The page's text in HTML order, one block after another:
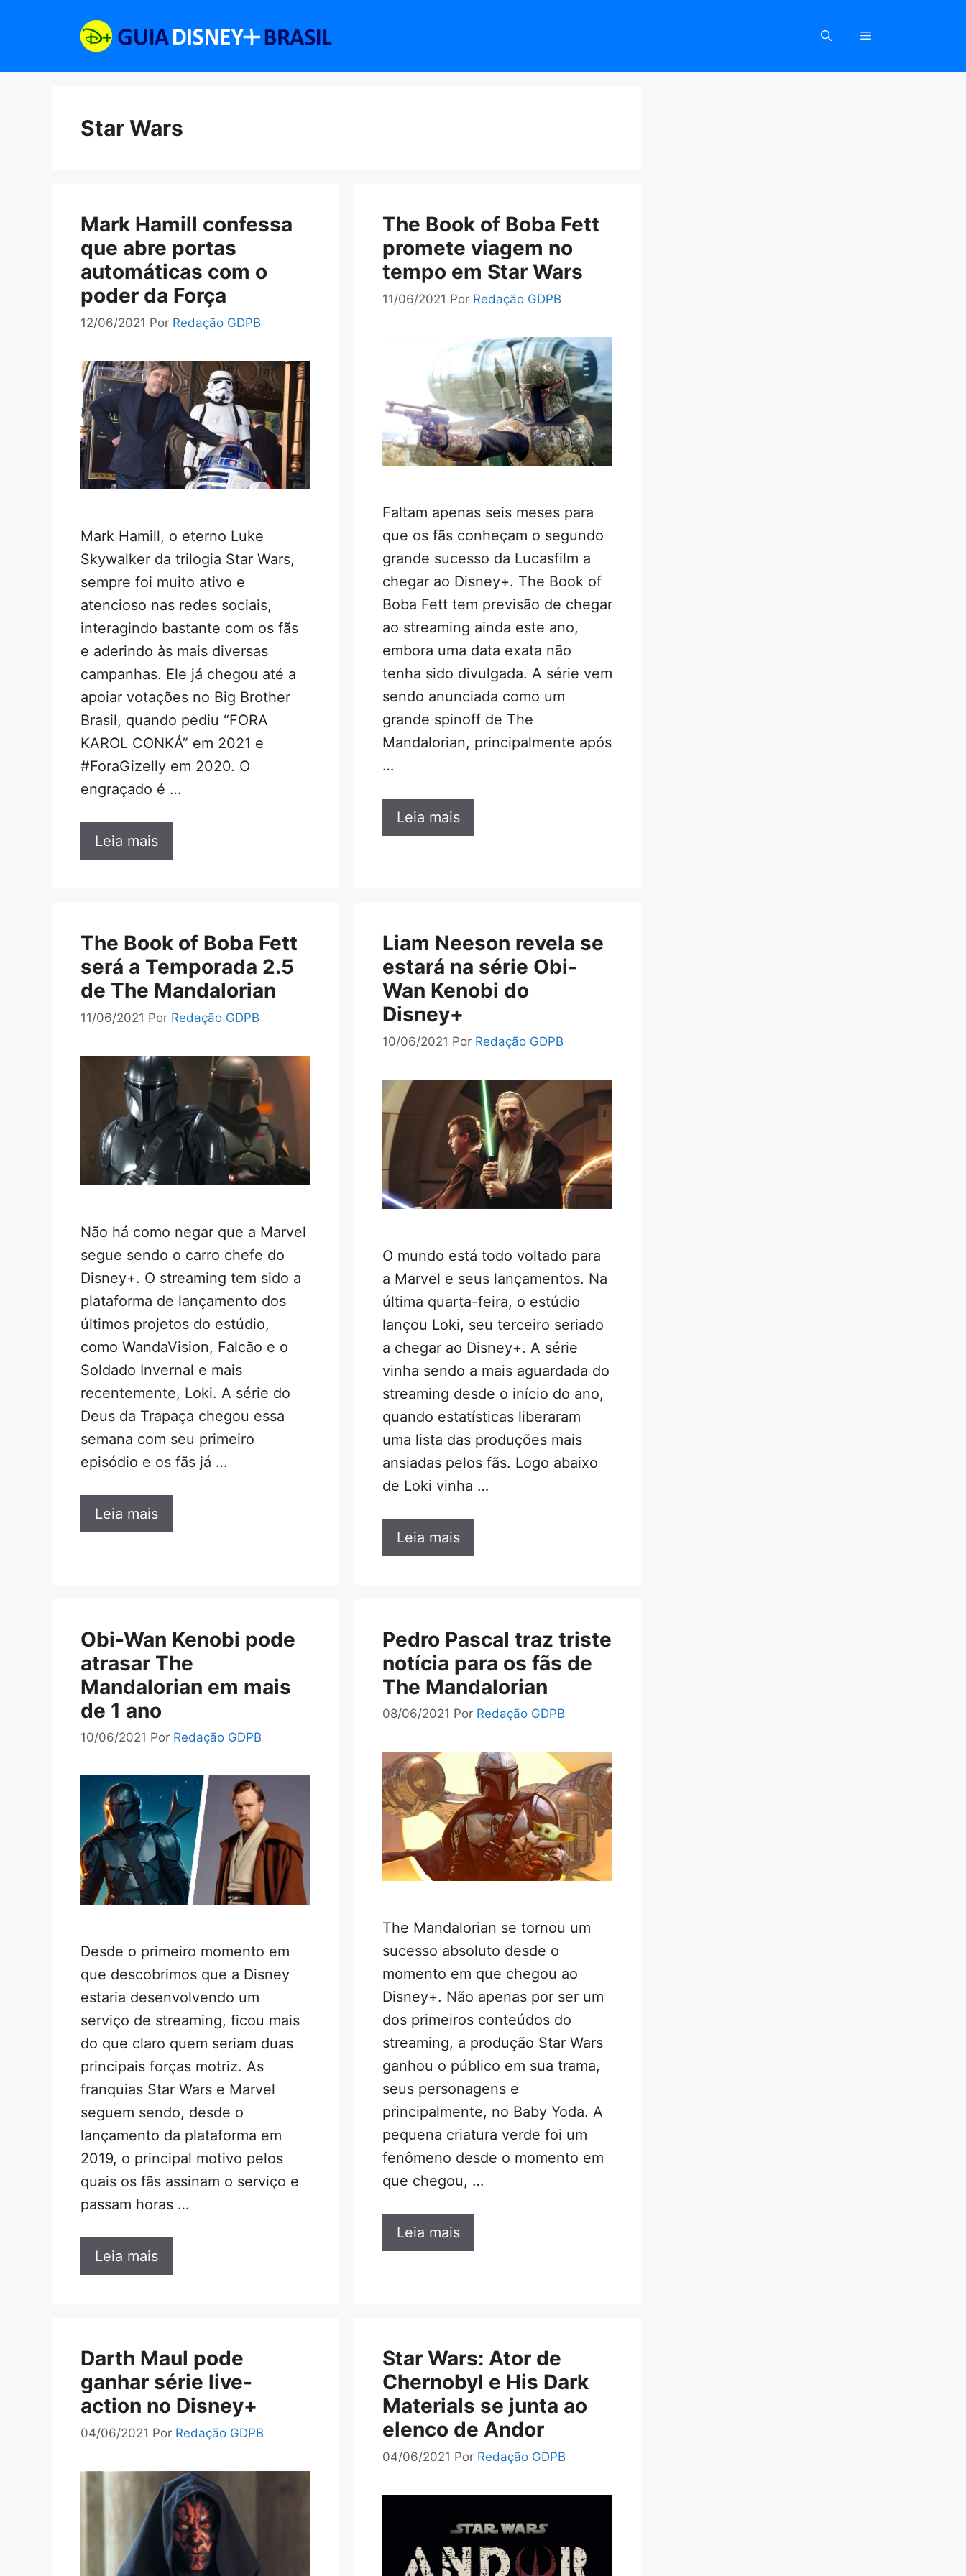
Star Wars
Mark Hamill confessa
que abre portas
automáticas com o
poder da Força
12/06/2021 Por Redação GDPB
Mark Hamill, o eterno Luke
Skywalker da trilogia Star Wars,
sempre foi muito ativo e
atencioso nas redes sociais,
interagindo bastante com os fãs
e aderindo às mais diversas
campanhas. Ele já chegou até a
apoiar votações no Big Brother
Brasil, quando pediu “FORA
KAROL CONKÁ” em 2021 e
#ForaGizelly em 2020. O
engraçado é …
Leia mais
The Book of Boba Fett
promete viagem no
tempo em Star Wars
11/06/2021 Por Redação GDPB
Faltam apenas seis meses para
que os fãs conheçam o segundo
grande sucesso da Lucasfilm a
chegar ao Disney+. The Book of
Boba Fett tem previsão de chegar
ao streaming ainda este ano,
embora uma data exata não
tenha sido divulgada. A série vem
sendo anunciada como um
grande spinoff de The
Mandalorian, principalmente após
…
Leia mais
The Book of Boba Fett
será a Temporada 2.5
de The Mandalorian
11/06/2021 Por Redação GDPB
Não há como negar que a Marvel
segue sendo o carro chefe do
Disney+. O streaming tem sido a
plataforma de lançamento dos
últimos projetos do estúdio,
como WandaVision, Falcão e o
Soldado Invernal e mais
recentemente, Loki. A série do
Deus da Trapaça chegou essa
semana com seu primeiro
episódio e os fãs já …
Leia mais
Liam Neeson revela se
estará na série Obi-
Wan Kenobi do
Disney+
10/06/2021 Por Redação GDPB
O mundo está todo voltado para
a Marvel e seus lançamentos. Na
última quarta-feira, o estúdio
lançou Loki, seu terceiro seriado
a chegar ao Disney+. A série
vinha sendo a mais aguardada do
streaming desde o início do ano,
quando estatísticas liberaram
uma lista das produções mais
ansiadas pelos fãs. Logo abaixo
de Loki vinha …
Leia mais
Obi-Wan Kenobi pode
atrasar The
Mandalorian em mais
de 1 ano
10/06/2021 Por Redação GDPB
Desde o primeiro momento em
que descobrimos que a Disney
estaria desenvolvendo um
serviço de streaming, ficou mais
do que claro quem seriam duas
principais forças motriz. As
franquias Star Wars e Marvel
seguem sendo, desde o
lançamento da plataforma em
2019, o principal motivo pelos
quais os fãs assinam o serviço e
passam horas …
Leia mais
Pedro Pascal traz triste
notícia para os fãs de
The Mandalorian
08/06/2021 Por Redação GDPB
The Mandalorian se tornou um
sucesso absoluto desde o
momento em que chegou ao
Disney+. Não apenas por ser um
dos primeiros conteúdos do
streaming, a produção Star Wars
ganhou o público em sua trama,
seus personagens e
principalmente, no Baby Yoda. A
pequena criatura verde foi um
fenômeno desde o momento em
que chegou, …
Leia mais
Darth Maul pode
ganhar série live-
action no Disney+
04/06/2021 Por Redação GDPB
Star Wars: Ator de
Chernobyl e His Dark
Materials se junta ao
elenco de Andor
04/06/2021 Por Redação GDPB